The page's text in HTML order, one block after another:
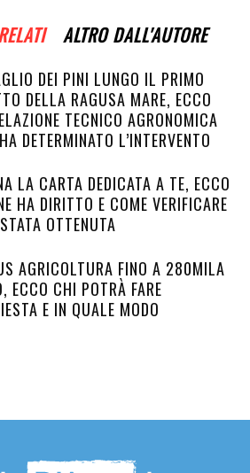
ALTRO DALL'AUTORE
DEI PINI LUNGO IL PRIMO
DELLA RAGUSA MARE, ECCO
TECNICO AGRONOMICA
DETERMINATO L’INTERVENTO
LA CARTA DEDICATA A TE, ECCO
HA DIRITTO E COME VERIFICARE
OTTENUTA
AGRICOLTURA FINO A 280MILA
ECCO CHI POTRÀ FARE
E IN QUALE MODO